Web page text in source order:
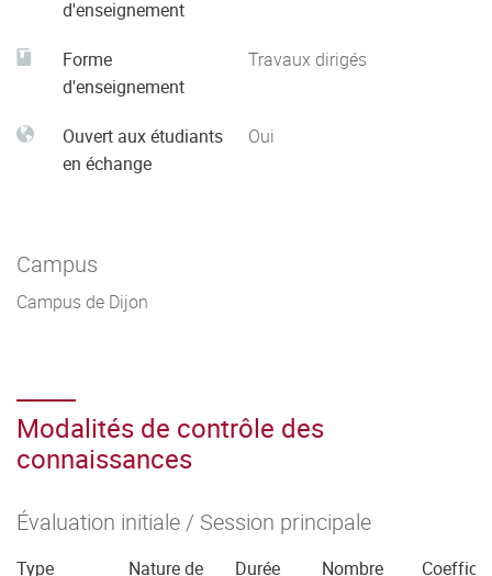
d'enseignement
Forme
d'enseignement
Travaux dirigés
Ouvert aux étudiants
en échange
Oui
Campus
Campus de Dijon
Modalités de contrôle des
connaissances
Évaluation initiale / Session principale
Type
Nature de
Durée
Nombre